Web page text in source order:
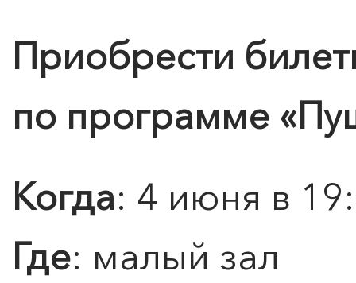
Приобрести
по программе
Когда: 4 июня в
Где: малый зал
ЧТО ЗНАЕТ О ЛЮБВИ
ЛЮБОВЬ… Концерт Анны
Подробнее